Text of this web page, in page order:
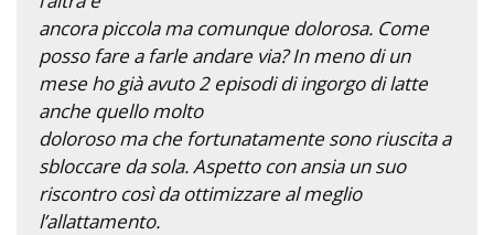
ancora piccola ma comunque dolorosa. Come
posso fare a farle andare via? In meno di un
mese ho già avuto 2 episodi di ingorgo di latte
anche quello molto
doloroso ma che fortunatamente sono riuscita a
sbloccare da sola. Aspetto con ansia un suo
riscontro così da ottimizzare al meglio
l’allattamento.